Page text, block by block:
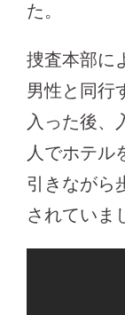
た。
捜査本部に
男性と同行
入った後、
人でホテル
引きながら
されていま